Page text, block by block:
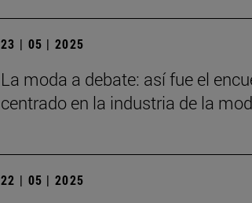
23 | 05 | 2025
La moda a debate: así fue el
centrado en la industria de la
22 | 05 | 2025